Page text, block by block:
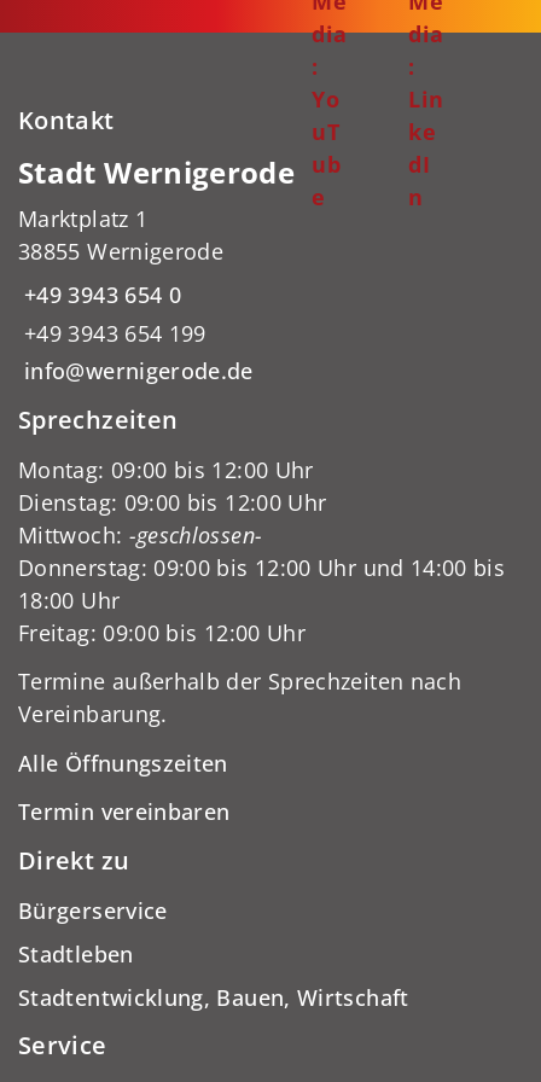
dia
:
Yo
uT
ub
e
dia
:
Lin
ke
dI
n
Kontakt
Stadt Wernigerode
Marktplatz 1
38855 Wernigerode
+49 3943 654 0
+49 3943 654 199
info@wernigerode.de
Sprechzeiten
Montag: 09:00 bis 12:00 Uhr
Dienstag: 09:00 bis 12:00 Uhr
Mittwoch: -geschlossen-
Donnerstag: 09:00 bis 12:00 Uhr und 14:00 bis
18:00 Uhr
Freitag: 09:00 bis 12:00 Uhr
Termine außerhalb der Sprechzeiten nach
Vereinbarung.
Alle Öffnungszeiten
Termin vereinbaren
Direkt zu
Bürgerservice
Stadtleben
Stadtentwicklung, Bauen, Wirtschaft
Service